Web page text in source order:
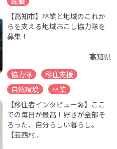
【高知市】林業と地域のこれか
らを支える地域おこし協力隊を
募集！
高知県
協力隊
移住支援
自然環境
林業
【移住者インタビュー🎤】ここ
での毎日が最高！好きが全部そ
ろった、自分らしい暮らし。
【芸西村...